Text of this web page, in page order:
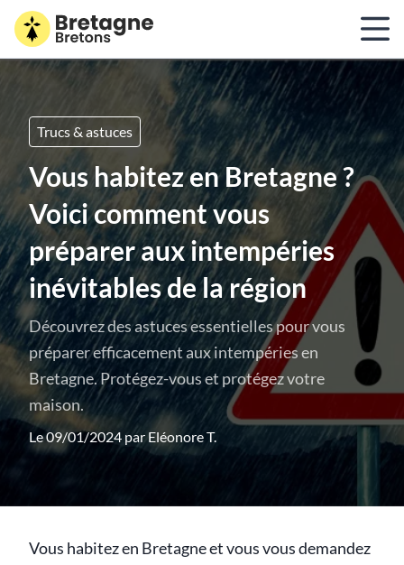
Trucs & astuces
Vous habitez en Bretagne ?
Voici comment vous
préparer aux intempéries
inévitables de la région
Découvrez des astuces essentielles pour vous
préparer efficacement aux intempéries en
Bretagne. Protégez-vous et protégez votre
maison.
Le 09/01/2024 par Eléonore T.
Vous habitez en Bretagne et vous vous demandez